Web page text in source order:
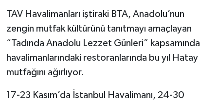
TAV Havalimanları iştiraki BTA, Anadolu’nun
zengin mutfak kültürünü tanıtmayı amaçlayan
“Tadında Anadolu Lezzet Günleri” kapsamında
havalimanlarındaki restoranlarında bu yıl Hatay
mutfağını ağırlıyor.
17-23 Kasım’da İstanbul Havalimanı, 24-30